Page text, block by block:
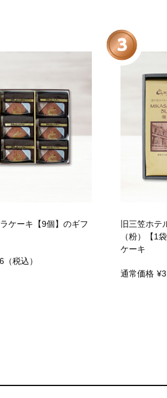
ケーキ【9個】のギフ
（税込）
旧三笠ホ
（粉）【1
ケーキ
通常価格